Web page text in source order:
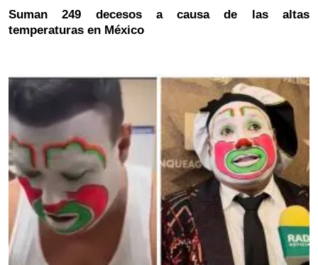
Suman 249 decesos a causa de las altas
temperaturas en México